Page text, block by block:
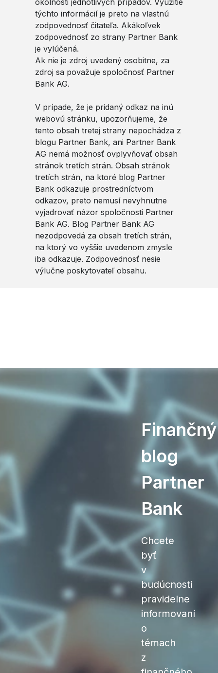
týchto informácií je preto na vlastnú
zodpovednosť čitateľa. Akákoľvek
zodpovednosť zo strany Partner Bank
je vylúčená.
Ak nie je zdroj uvedený osobitne, za
zdroj sa považuje spoločnosť Partner
Bank AG.
V prípade, že je pridaný odkaz na inú
webovú stránku, upozorňujeme, že
tento obsah tretej strany nepochádza z
blogu Partner Bank, ani Partner Bank
AG nemá možnosť ovplyvňovať obsah
stránok tretích strán. Obsah stránok
tretích strán, na ktoré blog Partner
Bank odkazuje prostredníctvom
odkazov, preto nemusí nevyhnutne
vyjadrovať názor spoločnosti Partner
Bank AG. Blog Partner Bank AG
nezodpovedá za obsah tretích strán,
na ktorý vo vyššie uvedenom zmysle
iba odkazuje. Zodpovednosť nesie
výlučne poskytovateľ obsahu.
Finančný
blog
Partner
Bank
Chcete
byť
v
budúcnosti
pravidelne
informovaní
o
témach
z